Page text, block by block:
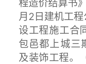
程造价结算书
月2日建机工
设工程施工合
包邑都上城三
及装饰工程。